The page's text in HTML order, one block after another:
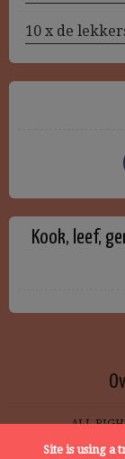
10 x de
Kook, leef,
ALL
Site is using a